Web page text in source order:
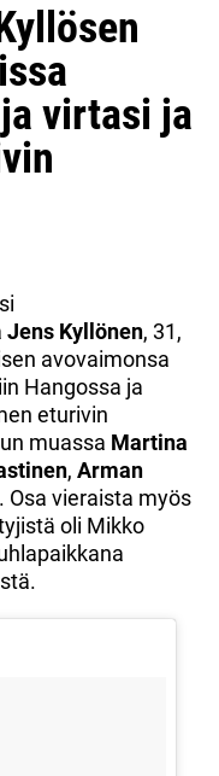
virtasi ja
Jens Kyllönen, 31,
avovaimonsa
Hangossa ja
eturivin
muassa Martina
, Arman
. Osa vieraista myös
oli Mikko